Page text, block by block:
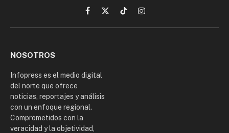
Facebook
X
(Twitter)
TikTokInstagram
NOSOTROS
Infopress es el medio digital
del norte que ofrece
noticias, reportajes y análisis
con un enfoque regional.
Comprometidos con la
veracidad y la objetividad,